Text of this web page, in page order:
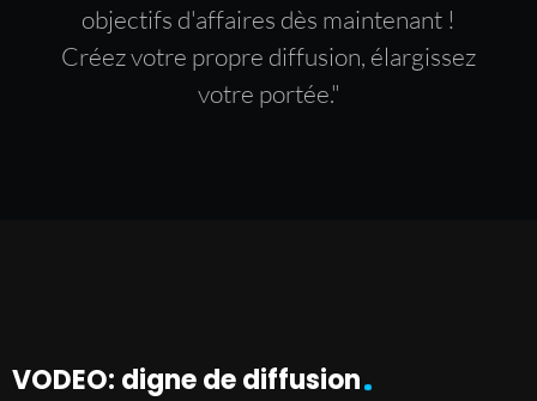
objectifs d'affaires dès maintenant !
Créez votre propre diffusion, élargissez
votre portée."
VODEO: digne de diffusion